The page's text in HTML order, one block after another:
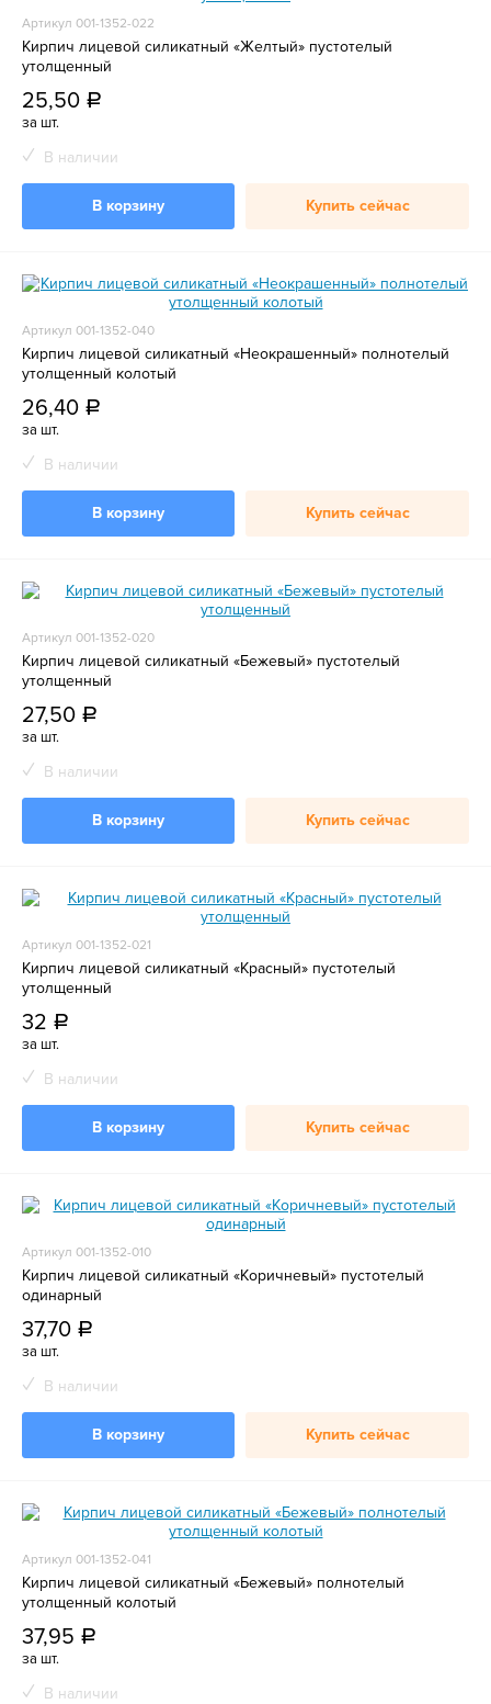
Артикул 001-1352-022
Кирпич лицевой силикатный «Желтый» пустотелый
утолщенный
25,50 a
за шт.
В наличии
В корзину Купить сейчас
Артикул 001-1352-040
Кирпич лицевой силикатный «Неокрашенный» полнотелый
утолщенный колотый
26,40 a
за шт.
В наличии
В корзину Купить сейчас
Артикул 001-1352-020
Кирпич лицевой силикатный «Бежевый» пустотелый
утолщенный
27,50 a
за шт.
В наличии
В корзину Купить сейчас
Артикул 001-1352-021
Кирпич лицевой силикатный «Красный» пустотелый
утолщенный
32 a
за шт.
В наличии
В корзину Купить сейчас
Артикул 001-1352-010
Кирпич лицевой силикатный «Коричневый» пустотелый
одинарный
37,70 a
за шт.
В наличии
В корзину Купить сейчас
Артикул 001-1352-041
Кирпич лицевой силикатный «Бежевый» полнотелый
утолщенный колотый
37,95 a
за шт.
В наличии